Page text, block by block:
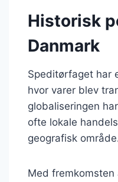
Historisk
Danmark
Speditørfaget har
hvor varer blev
globaliseringen
ofte lokale
geografisk
Med